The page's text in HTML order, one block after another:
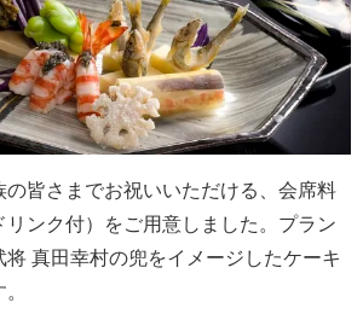
の皆さまでお祝いいただける、会席料
ンク付）をご用意しました。プラン
真田幸村の兜をイメージしたケーキ